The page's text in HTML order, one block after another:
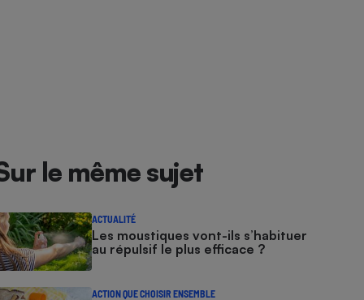
le même sujet
ACTUALITÉ
Les moustiques vont-ils s’habituer
au répulsif le plus efficace ?
ACTION QUE CHOISIR ENSEMBLE